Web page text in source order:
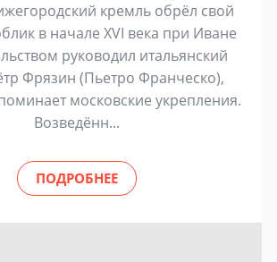
кремль обрёл свой
в начале XVI века при Иване
руководил итальянский
Фрязин (Пьетро Франческо),
московские укрепления.
Возведённ...
ПОДРОБНЕЕ